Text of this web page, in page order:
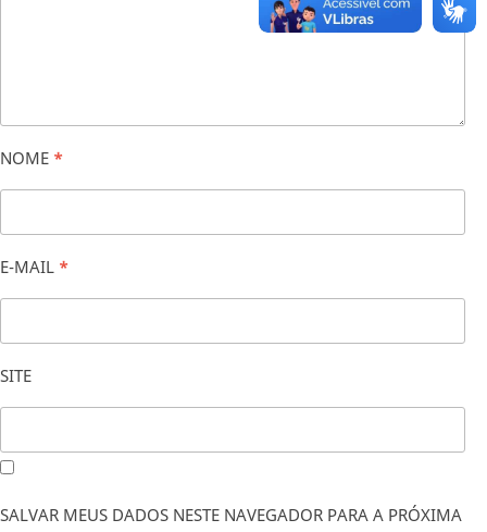
NOME *
E-MAIL *
SITE
SALVAR MEUS DADOS NESTE NAVEGADOR PARA A PRÓXIMA